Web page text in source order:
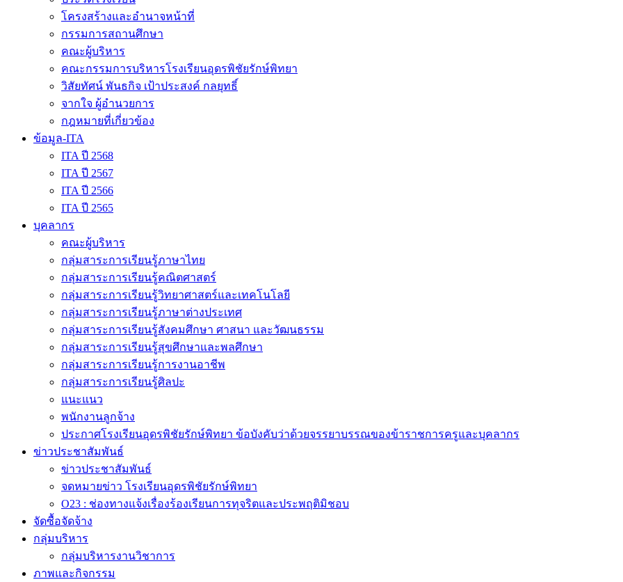
โครงสร้างและอำนาจหน้าที่
กรรมการสถานศึกษา
คณะผู้บริหาร
คณะกรรมการบริหารโรงเรียนอุดรพิชัยรักษ์พิทยา
วิสัยทัศน์ พันธกิจ เป้าประสงค์ กลยุทธิ์
จากใจ ผู้อำนวยการ
กฎหมายที่เกี่ยวข้อง
ข้อมูล-ITA
ITA ปี 2568
ITA ปี 2567
ITA ปี 2566
ITA ปี 2565
บุคลากร
คณะผู้บริหาร
กลุ่มสาระการเรียนรู้ภาษาไทย
กลุ่มสาระการเรียนรู้คณิตศาสตร์
กลุ่มสาระการเรียนรู้วิทยาศาสตร์และเทคโนโลยี
กลุ่มสาระการเรียนรู้ภาษาต่างประเทศ
กลุ่มสาระการเรียนรู้สังคมศึกษา ศาสนา และวัฒนธรรม
กลุ่มสาระการเรียนรู้สุขศึกษาและพลศึกษา
กลุ่มสาระการเรียนรู้การงานอาชีพ
กลุ่มสาระการเรียนรู้ศิลปะ
แนะแนว
พนักงานลูกจ้าง
ประกาศโรงเรียนอุดรพิชัยรักษ์พิทยา ข้อบังคับว่าด้วยจรรยาบรรณของข้าราชการครูและบุคลากร
ข่าวประชาสัมพันธ์
ข่าวประชาสัมพันธ์
จดหมายข่าว โรงเรียนอุดรพิชัยรักษ์พิทยา
O23 : ช่องทางแจ้งเรื่องร้องเรียนการทุจริตและประพฤติมิชอบ
จัดซื้อจัดจ้าง
กลุ่มบริหาร
กลุ่มบริหารงานวิชาการ
ภาพและกิจกรรม